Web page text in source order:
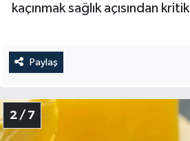
kaçınmak sağlık açısından
Paylaş
2 / 7